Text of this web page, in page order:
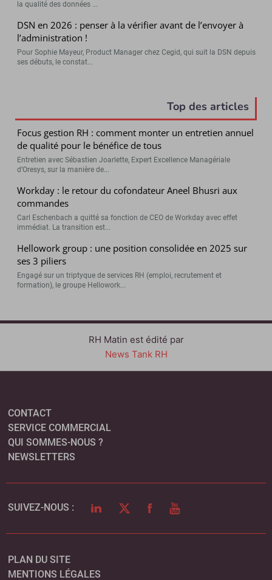
la qualité des données ...
DSN en 2026 : penser à la vérifier avant de l’envoyer à
l’administration !
Pour Sophie Mayeur, Product Manager chez Cegid, qui suit la DSN depuis
ses débuts, le constat...
Top des articles
Focus gestion RH : comment monter un entretien annuel
de qualité pour le bénéfice de tous
Entretien avec Sébastien Joarlette, Expert Excellence Managériale
d’Oresys, sur la manière de...
Workday : le retour du cofondateur Aneel Bhusri aux
commandes
Carl Eschenbach a quitté sa fonction de CEO de Workday avec effet
immédiat. La transition est...
Hellowork group : une position consolidée en 2025 sur
ses 3 piliers
Engagé sur un triptyque de services RH (emploi, recrutement et
formation), le groupe Hellowork...
RH Matin est édité par
News Tank RH
CONTACT
SERVICE COMMERCIAL
QUI SOMMES-NOUS ?
NEWSLETTERS
SUIVEZ-NOUS : LINKEDINTWITTERFACEBOOK
YOUTUBE
PLAN DU SITE
MENTIONS LÉGALES